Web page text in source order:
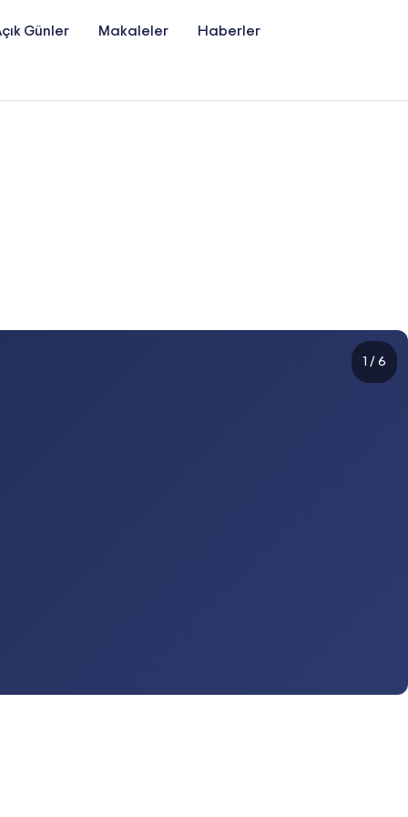
Günler Makaleler Haberler
1 / 6